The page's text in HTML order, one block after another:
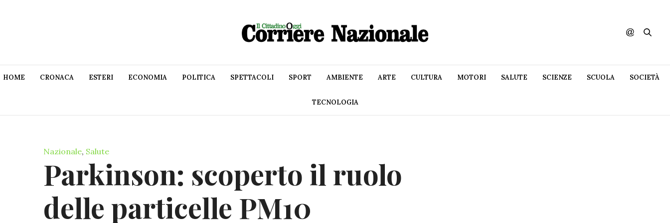
HOME CRONACA ESTERI ECONOMIA POLITICA SPETTACOLI SPORT AMBIENTE ARTE CULTURA MOTORI SALUTE SCIENZE SCUOLA SOCIETÀ
TECNOLOGIA
Nazionale, Salute
Parkinson: scoperto il ruolo
delle particelle PM10